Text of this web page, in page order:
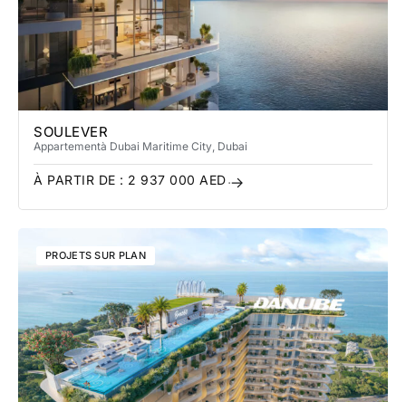
SOULEVER
Appartementà Dubai Maritime City , Dubai
À PARTIR DE : 2 937 000 AED
PROJETS SUR PLAN